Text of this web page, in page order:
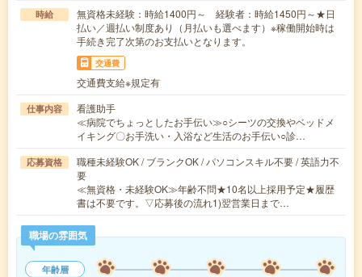
時給
無資格未経験：時給1400円～ 経験者：時給1450円～★日
払い／週払い制度あり（月払いも選べます）※稼働開始時は
手続き完了次第のお支払いとなります。
交通費
交通費支給※規定有
仕事内容
看護助手
≪病院でちょっとしたお手伝い≫○シーツの交換やベッドメ
イキング〇お手洗い・入浴など生活のお手伝い○診…
応募資格
職種未経験OK / ブランクOK / パソコンスキル不要 / 英語力不
要
≪無資格・未経験OK≫年齢不問★10名以上採用予定★履歴
書は不要です。▽応募後の流れ1)翌営業日まで…
職場の雰囲気
年齢層